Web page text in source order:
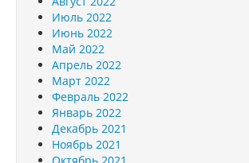
Июль 2022
Июнь 2022
Май 2022
Апрель 2022
Март 2022
Февраль 2022
Январь 2022
Декабрь 2021
Ноябрь 2021